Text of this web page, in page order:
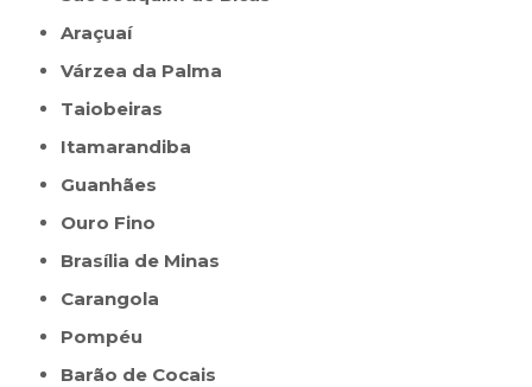
Araçuaí
Várzea da Palma
Taiobeiras
Itamarandiba
Guanhães
Ouro Fino
Brasília de Minas
Carangola
Pompéu
Barão de Cocais